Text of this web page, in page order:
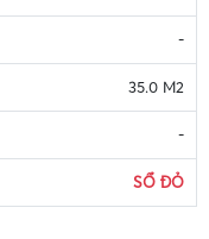
-
35.0 M2
-
SỔ ĐỎ